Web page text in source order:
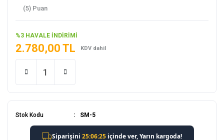
Stok Kodu SM-5
(5) Puan
%3 HAVALE İNDİRİMİ
2.780,00 TL KDV dahil